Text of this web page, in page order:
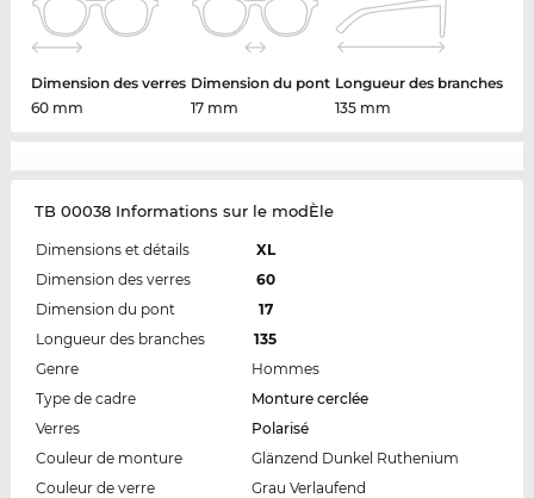
Dimension des verres
60 mm
Dimension du pont
17 mm
Longueur des branches
135 mm
TB 00038 Informations sur le modÈle
Dimensions et détails
XL
Dimension des verres
60
Dimension du pont
17
Longueur des branches
135
Genre
Hommes
Type de cadre
Monture cerclée
Verres
Polarisé
Couleur de monture
Glänzend Dunkel Ruthenium
Couleur de verre
Grau Verlaufend